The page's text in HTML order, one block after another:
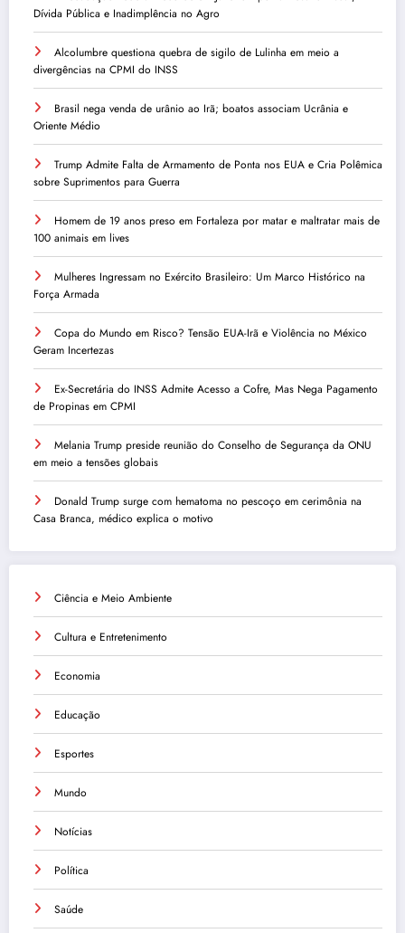
Dívida Pública e Inadimplência no Agro
Alcolumbre questiona quebra de sigilo de Lulinha em meio a
divergências na CPMI do INSS
Brasil nega venda de urânio ao Irã; boatos associam Ucrânia e
Oriente Médio
Trump Admite Falta de Armamento de Ponta nos EUA e Cria Polêmica
sobre Suprimentos para Guerra
Homem de 19 anos preso em Fortaleza por matar e maltratar mais de
100 animais em lives
Mulheres Ingressam no Exército Brasileiro: Um Marco Histórico na
Força Armada
Copa do Mundo em Risco? Tensão EUA-Irã e Violência no México
Geram Incertezas
Ex-Secretária do INSS Admite Acesso a Cofre, Mas Nega Pagamento
de Propinas em CPMI
Melania Trump preside reunião do Conselho de Segurança da ONU
em meio a tensões globais
Donald Trump surge com hematoma no pescoço em cerimônia na
Casa Branca, médico explica o motivo
Ciência e Meio Ambiente
Cultura e Entretenimento
Economia
Educação
Esportes
Mundo
Notícias
Política
Saúde